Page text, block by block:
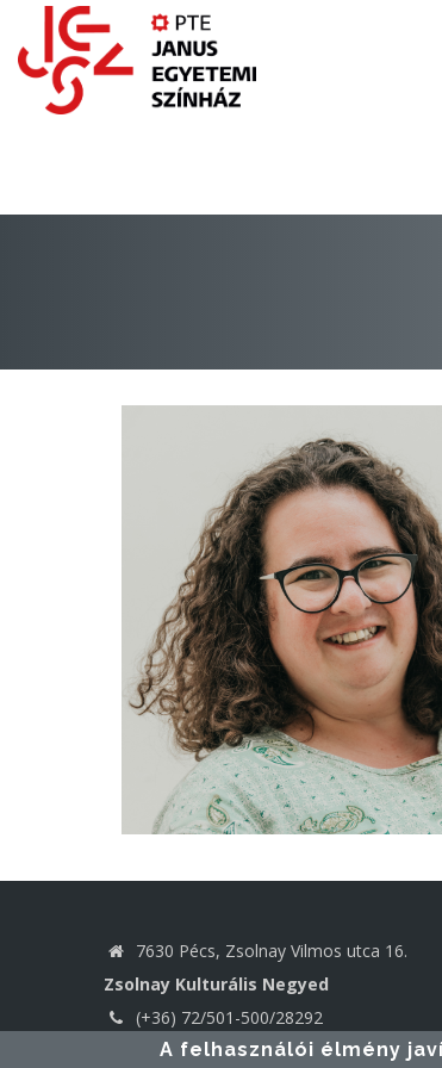
tartalomra
7630 Pécs, Zsolnay Vilmos utca 16.
Zsolnay Kulturális Negyed
(+36) 72/501-500/28292
jesz@pte.hu
A felhasználói élmény